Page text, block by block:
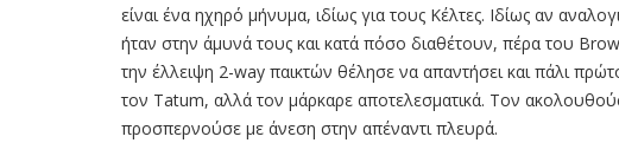
είναι ένα ηχηρό μήνυμα, ιδίως για τους Κέλτες. Ιδίως αν
ήταν στην άμυνά τους και κατά πόσο διαθέτουν, πέρα του
την έλλειψη 2-way παικτών θέλησε να απαντήσει και πάλι
τον Tatum, αλλά τον μάρκαρε αποτελεσματικά. Τον
προσπερνούσε με άνεση στην απέναντι πλευρά.